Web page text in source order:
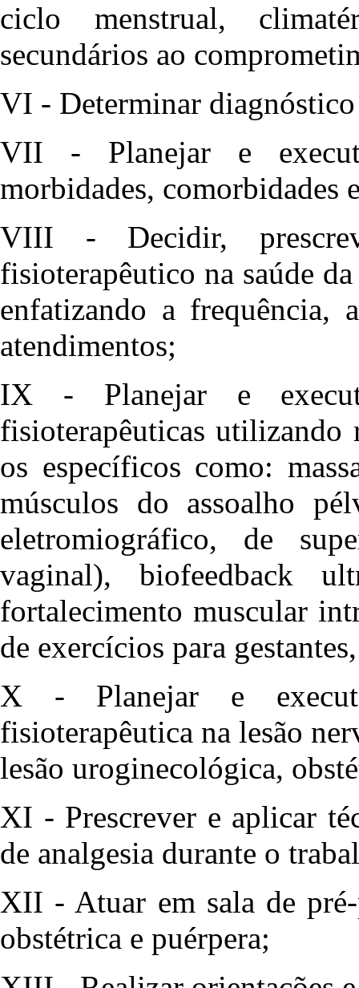
ciclo menstrual,
secundários ao
VI - Determinar
VII - Planejar e
morbidades, comorbidades
VIII - Decidir,
fisioterapêutico na saúde
enfatizando a frequência,
atendimentos;
IX - Planejar e
fisioterapêuticas utilizando
os específicos como:
músculos do assoalho
eletromiográfico, de
vaginal), biofeedback
fortalecimento muscular
de exercícios para
X - Planejar e
fisioterapêutica na lesão
lesão uroginecológica,
XI - Prescrever e aplicar
de analgesia durante o
XII - Atuar em sala de
obstétrica e puérpera;